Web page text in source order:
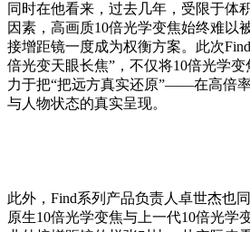
同时在他看来，过去几年，受限于体
因素，高画质10倍光学变焦始终难以
接增距镜一度成为权衡方案。此次
倍光变天眼长焦”，不仅将10倍光学
力于把“把远方真实还原”——在高倍
与人物状态的真实呈现。
此外，Find系列产品负责人卓世杰也
原生10倍光学变焦与上一代10倍光学